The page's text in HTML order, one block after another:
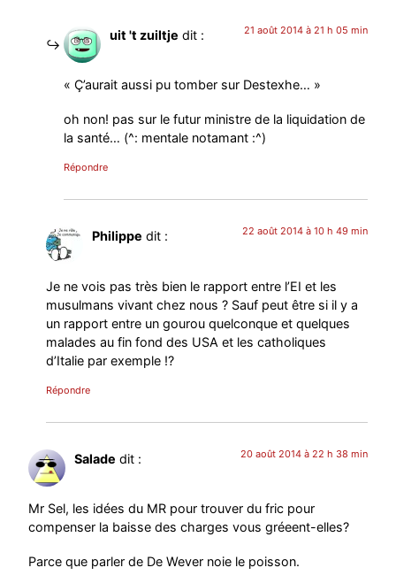
uit 't zuiltje dit : 21 août 2014 à 21 h 05 min
« Ç’aurait aussi pu tomber sur Destexhe… »
oh non! pas sur le futur ministre de la liquidation de
la santé… (^: mentale notamant :^)
Répondre
Philippe dit : 22 août 2014 à 10 h 49 min
Je ne vois pas très bien le rapport entre l’EI et les
musulmans vivant chez nous ? Sauf peut être si il y a
un rapport entre un gourou quelconque et quelques
malades au fin fond des USA et les catholiques
d’Italie par exemple !?
Répondre
Salade dit : 20 août 2014 à 22 h 38 min
Mr Sel, les idées du MR pour trouver du fric pour
compenser la baisse des charges vous gréeent-elles?
Parce que parler de De Wever noie le poisson.